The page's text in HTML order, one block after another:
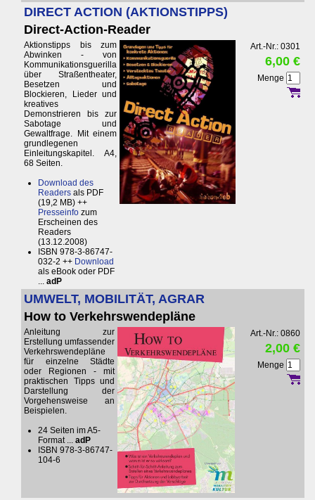
DIRECT ACTION (AKTIONSTIPPS)
Direct-Action-Reader
Aktionstipps bis zum
Abwinken - von
Kommunikationsguerilla
über Straßentheater,
Besetzen und
Blockieren, Lieder und
kreatives
Demonstrieren bis zur
Sabotage und
Gewaltfrage. Mit einem
grundlegenen
Einleitungskapitel. A4,
68 Seiten.
Download des
Readers als PDF
(19,2 MB) ++
Presseinfo zum
Erscheinen des
Readers
(13.12.2008)
ISBN 978-3-86747-
032-2 ++ Download
als eBook oder PDF
... adP
Art.-Nr.: 0301
6,00 €
Menge
UMWELT, MOBILITÄT, AGRAR
How to Verkehrswendepläne
Anleitung zur
Erstellung umfassender
Verkehrswendepläne
für einzelne Städte
oder Regionen - mit
praktischen Tipps und
Darstellung der
Vorgehensweise an
Beispielen.
24 Seiten im A5-
Format ... adP
ISBN 978-3-86747-
104-6
Art.-Nr.: 0860
2,00 €
Menge